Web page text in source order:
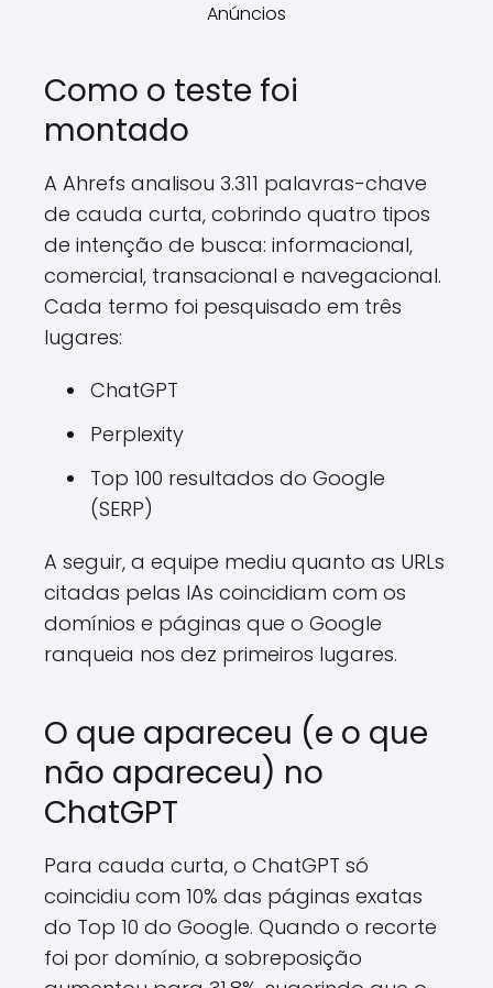
Anúncios
Como o teste foi
montado
A Ahrefs analisou 3.311 palavras-chave
de cauda curta, cobrindo quatro tipos
de intenção de busca: informacional,
comercial, transacional e navegacional.
Cada termo foi pesquisado em três
lugares:
ChatGPT
Perplexity
Top 100 resultados do Google
(SERP)
A seguir, a equipe mediu quanto as URLs
citadas pelas IAs coincidiam com os
domínios e páginas que o Google
ranqueia nos dez primeiros lugares.
O que apareceu (e o que
não apareceu) no
ChatGPT
Para cauda curta, o ChatGPT só
coincidiu com 10% das páginas exatas
do Top 10 do Google. Quando o recorte
foi por domínio, a sobreposição